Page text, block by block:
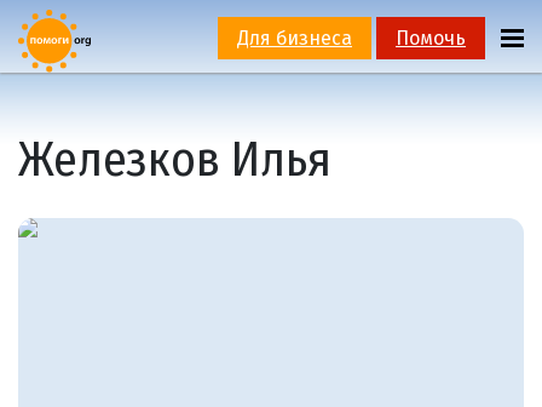
Для бизнеса Помочь
Железков Илья